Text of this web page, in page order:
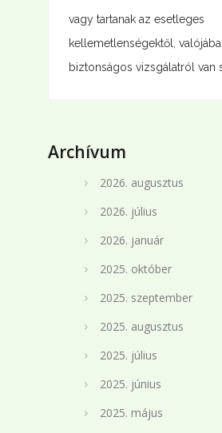
vagy tartanak az esetleges
kellemetlenségektől,
biztonságos vizsgálatról van
Archívum
2026. augusztus
2026. július
2026. január
2025. október
2025. szeptember
2025. augusztus
2025. július
2025. június
2025. május